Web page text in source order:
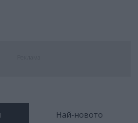
Най-новото